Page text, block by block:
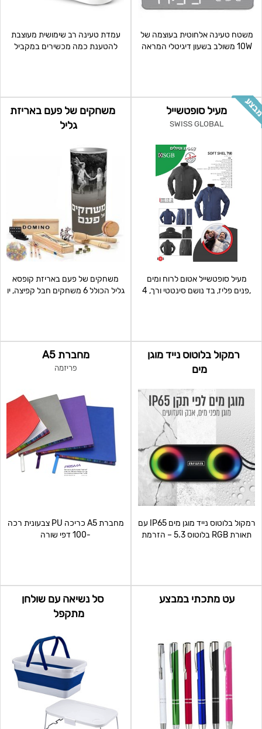
משטח טעינה אלחוטית בעוצמה של
10W משולב בשעון דיגיטלי המראה
עמדת טעינה רב שימושית מעוצבת
להטענת כמה מכשירים במקביל
מעיל סופטשייל
SWISS GLOBAL
מעיל סופטשייל אטום לרוח ומים
,פנים פליז, בד נושם סינטטי ורך, 4
משחקים של פעם באריזת
גליל
משחקים של פעם באריזת קופסא
גליל הכולל 6 משחקים חבל קפיצה, יו
רמקול בלוטוס נייד מוגן
מים
רמקול בלוטוס נייד מוגן מים IP65 עם
תאורת RGB בלוטוס 5.3 – הזרמת
מחברת A5
פריזמה
מחברת A5 כריכה PU צבעונית רכה
-100 דפי שורה
עט מתכתי במבצע
סל נשיאה עם שולחן
מתקפל